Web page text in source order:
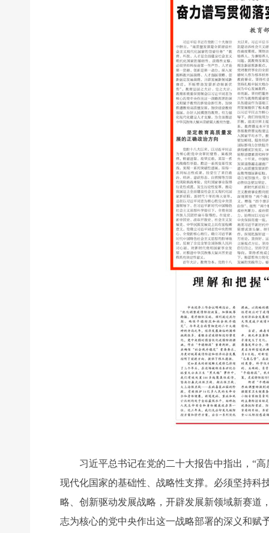
习近平总书记在党的二十大报告中指出，“高
现代化国家的基础性、战略性支撑。必须坚持科
略、创新驱动发展战略，开辟发展新领域新赛道
志为核心的党中央作出这一战略部署的深义和赋